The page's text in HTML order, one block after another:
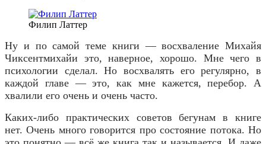
Филип Латтер
Ну и по самой теме книги — восхваление Михайя
Чиксентмихайи это, наверное, хорошо. Мне чего в
психологии сделал. Но восхвалять его регулярно, в
каждой главе — это, как мне кажется, перебор. А
хвалили его очень и очень часто.
Каких-либо практических советов бегунам в книге
нет. Очень много говорится про состояние потока. Но